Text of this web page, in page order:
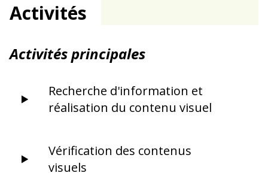
Activités
Activités principales
Recherche d'information et
réalisation du contenu visuel
Vérification des contenus
visuels